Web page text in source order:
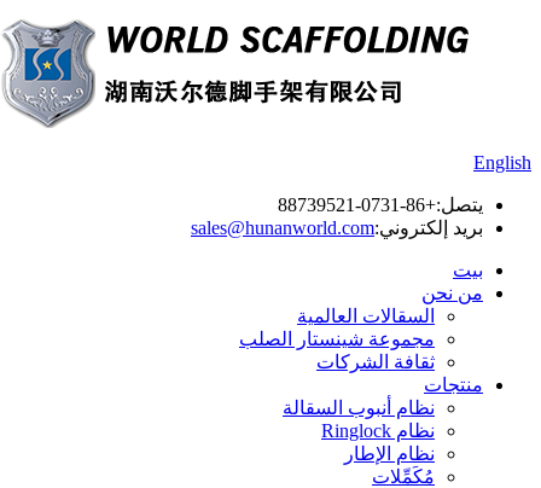
English
يتصل:+86-0731-88739521
بريد إلكتروني:sales@hunanworld.com
بيت
من نحن
السقالات العالمية
مجموعة شينستار الصلب
ثقافة الشركات
منتجات
نظام أنبوب السقالة
نظام Ringlock
نظام الإطار
مُكَمِّلات